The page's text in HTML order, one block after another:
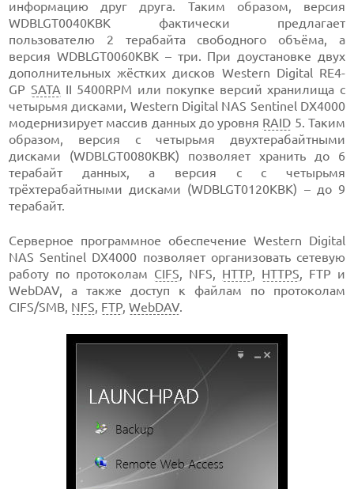
информацию друг друга. Таким образом, версия
WDBLGT0040KBK фактически предлагает
пользователю 2 терабайта свободного объёма, а
версия WDBLGT0060KBK – три. При доустановке двух
дополнительных жёстких дисков Western Digital RE4-
GP SATA II 5400RPM или покупке версий хранилища с
четырьмя дисками, Western Digital NAS Sentinel DX4000
модернизирует массив данных до уровня RAID 5. Таким
образом, версия с четырьмя двухтерабайтными
дисками (WDBLGT0080KBK) позволяет хранить до 6
терабайт данных, а версия с с четырьмя
трёхтерабайтными дисками (WDBLGT0120KBK) – до 9
терабайт.
Серверное программное обеспечение Western Digital
NAS Sentinel DX4000 позволяет организовать сетевую
работу по протоколам CIFS, NFS, HTTP, HTTPS, FTP и
WebDAV, а также доступ к файлам по протоколам
CIFS/SMB, NFS, FTP,WebDAV.